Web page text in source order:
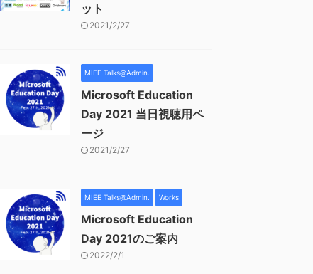
ット
2021/2/27
MIEE Talks@Admin.
Microsoft Education
Day 2021 当日視聴用ペ
ージ
2021/2/27
MIEE Talks@Admin. Works
Microsoft Education
Day 2021のご案内
2022/2/1